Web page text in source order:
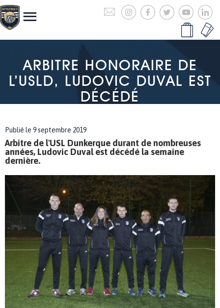
ARBITRE HONORAIRE DE
L’USLD, LUDOVIC DUVAL EST
DÉCÉDÉ
Publié le 9 septembre 2019
Arbitre de l'USL Dunkerque durant de nombreuses
années, Ludovic Duval est décédé la semaine
dernière.